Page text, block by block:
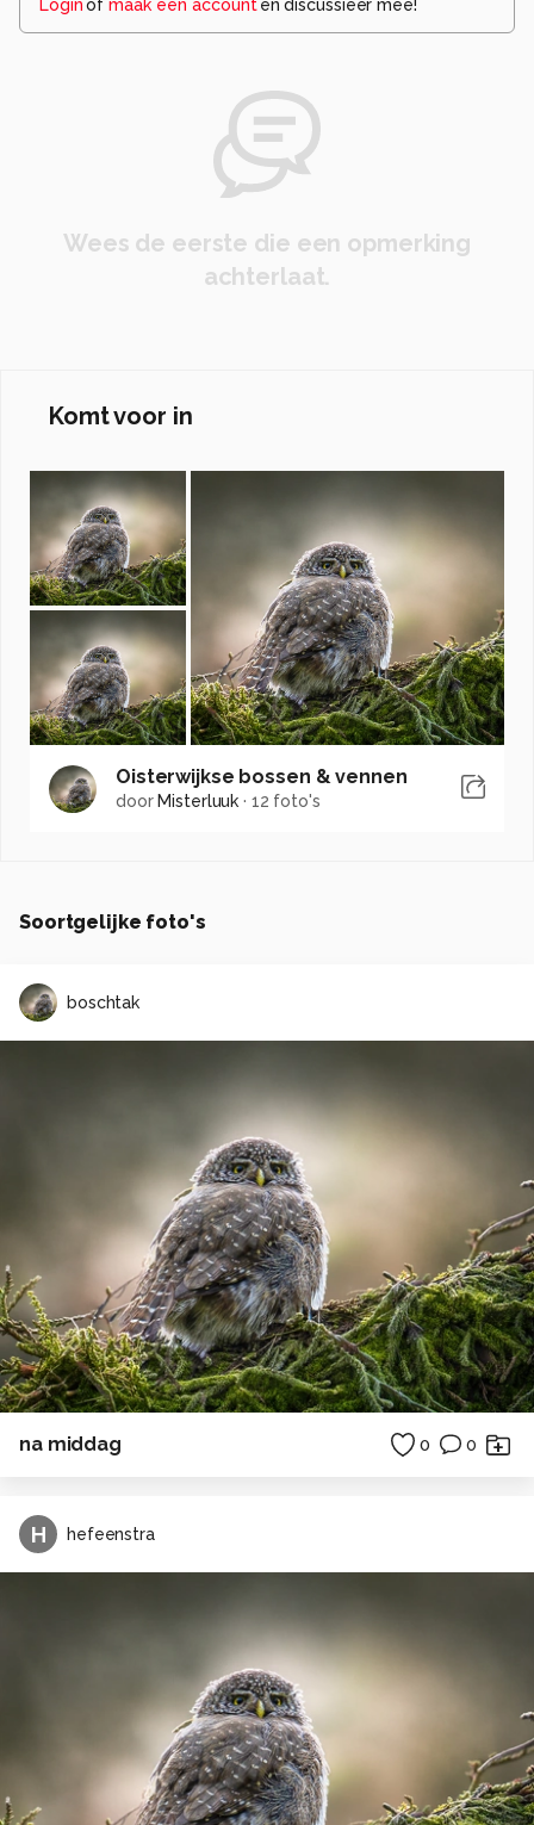
Loginof maak een account en discussieer mee!
Wees de eerste die een opmerking
achterlaat.
Komt voor in
Oisterwijkse bossen & vennen
door Misterluuk · 12 foto's
Soortgelijke foto's
boschtak
na middag 0 0
H hefeenstra